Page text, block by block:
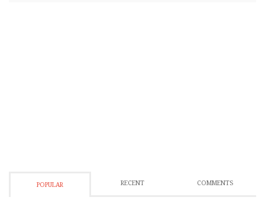
POPULAR RECENT COMMENTS